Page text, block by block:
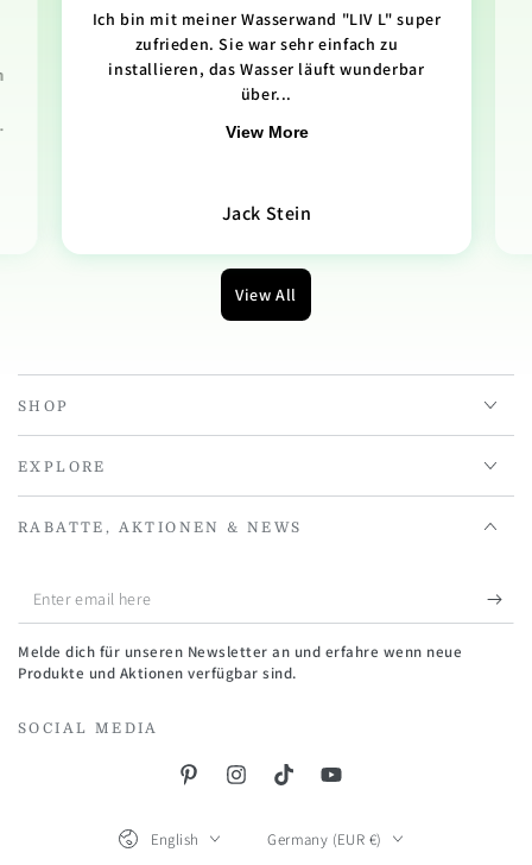
Ich bin mit meiner Wasserwand "LIV L" super
zufrieden. Sie war sehr einfach zu
installieren, das Wasser läuft wunderbar
über...
View More
Jack Stein
View All
SHOP
EXPLORE
RABATTE, AKTIONEN & NEWS
Enter
email
here
Melde dich für unseren Newsletter an und erfahre wenn neue
Produkte und Aktionen verfügbar sind.
SOCIAL MEDIA
PinterestInstagramTikTokYouTube
English Germany (EUR €)